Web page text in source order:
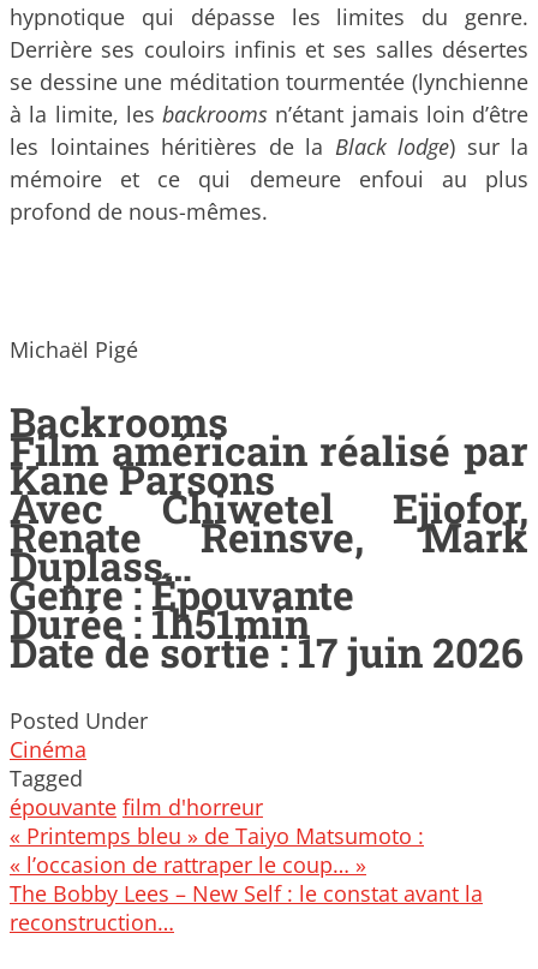
hypnotique qui dépasse les limites du genre.
Derrière ses couloirs infinis et ses salles désertes
se dessine une méditation tourmentée (lynchienne
à la limite, les backrooms n’étant jamais loin d’être
les lointaines héritières de la Black lodge) sur la
mémoire et ce qui demeure enfoui au plus
profond de nous-mêmes.
Michaël Pigé
Backrooms
Film américain réalisé par
Kane Parsons
Avec Chiwetel Ejiofor,
Renate Reinsve, Mark
Duplass…
Genre : Épouvante
Durée : 1h51min
Date de sortie : 17 juin 2026
Posted Under
Cinéma
Tagged
épouvante film d'horreur
Post
navigation
« Printemps bleu » de Taiyo Matsumoto :
« l’occasion de rattraper le coup… »
The Bobby Lees – New Self : le constat avant la
reconstruction…